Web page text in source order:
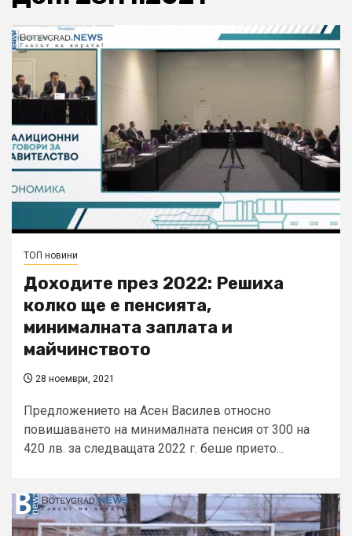
ТОП новини
Доходите през 2022: Решиха
колко ще е пенсията,
минималната заплата и
майчинството
28 ноември, 2021
Предложението на Асен Василев относно
повишаването на минималната пенсия от 300 на
420 лв. за следващата 2022 г. беше прието...